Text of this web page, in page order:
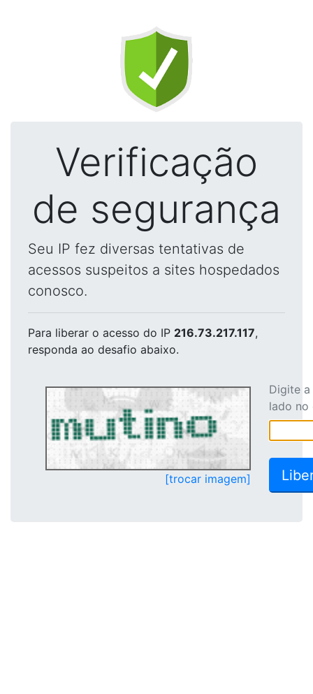
Verificação
de segurança
Seu IP fez diversas tentativas de
acessos suspeitos a sites hospedados
conosco.
Para liberar o acesso do IP 216.73.217.117,
responda ao desafio abaixo.
[trocar imagem]
Digite
lado no